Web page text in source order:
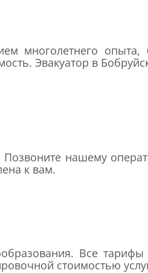
многолетнего опыта,
Эвакуатор в
Позвоните нашему
к вам.
Все
стоимостью